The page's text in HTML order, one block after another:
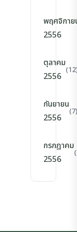
พฤศจิกาย
2556
ตุลาคม
2556
กันยายน
2556
(7)
กรกฎาคม
2556